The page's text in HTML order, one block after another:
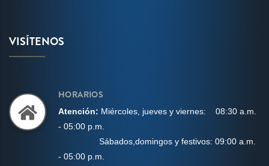
VISÍTENOS
HORARIOS
Atención: Miércoles, jueves y viernes: 08:30 a.m.
- 05:00 p.m.
Sábados,domingos y festivos: 09:00 a.m.
- 05:00 p.m.